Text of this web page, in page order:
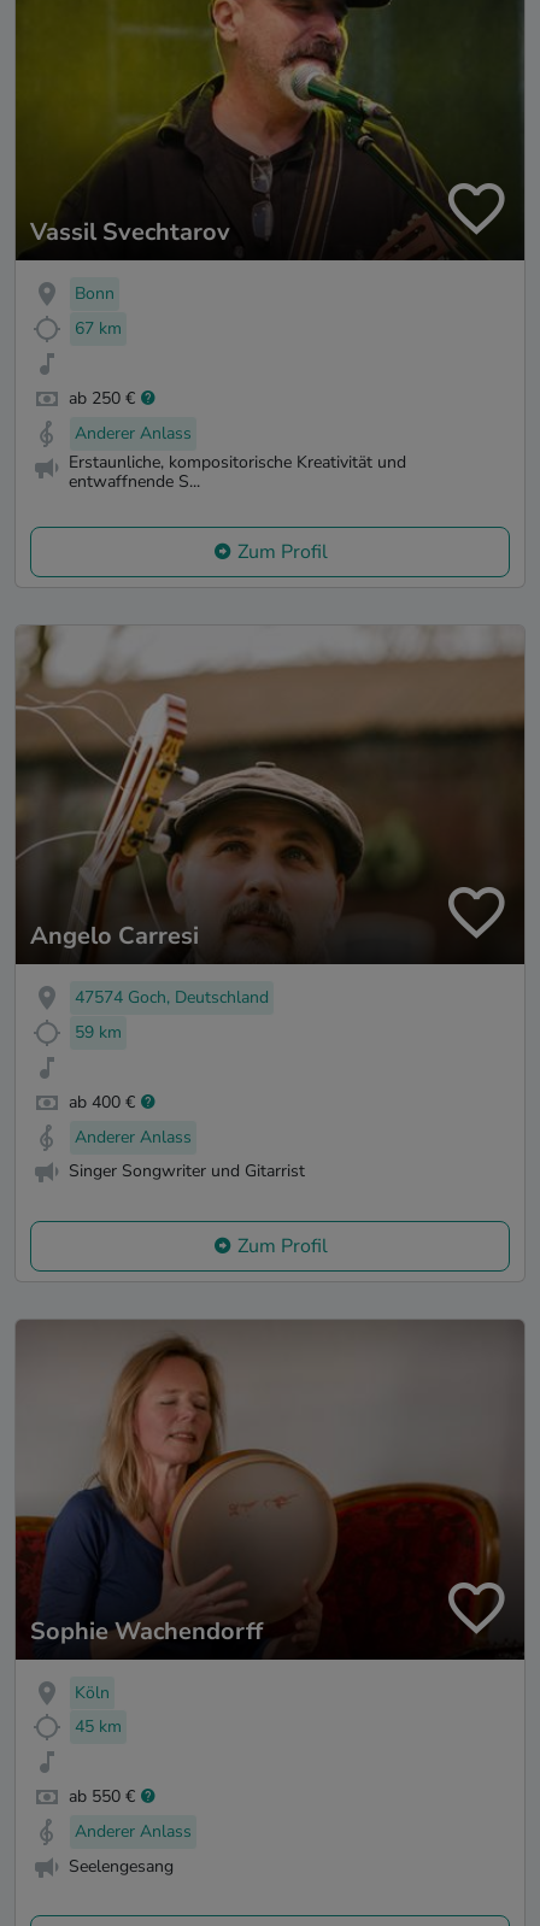
Vassil Svechtarov
Bonn
67 km
ab 250 €
Anderer Anlass
Erstaunliche, kompositorische Kreativität und
entwaffnende S...
Zum Profil
Angelo Carresi
47574 Goch, Deutschland
59 km
ab 400 €
Anderer Anlass
Singer Songwriter und Gitarrist
Zum Profil
Sophie Wachendorff
Köln
45 km
ab 550 €
Anderer Anlass
Seelengesang